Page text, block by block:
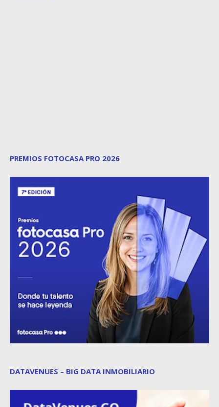
PREMIOS FOTOCASA PRO 2026
DATAVENUES – BIG DATA INMOBILIARIO